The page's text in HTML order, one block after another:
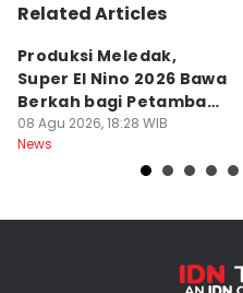
Related Articles
Produksi Meledak,
Super El Nino 2026 Bawa
Berkah bagi Petambak
Garam
08 Agu 2026, 18:28 WIB
News